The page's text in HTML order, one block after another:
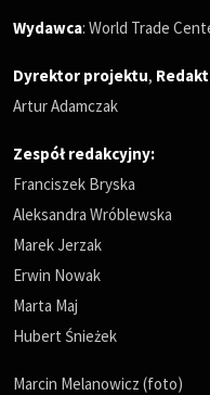
Wydawca: World Trade
Dyrektor projektu,
Artur Adamczak
Zespół redakcyjny:
Franciszek Bryska
Aleksandra Wróblewska
Marek Jerzak
Erwin Nowak
Marta Maj
Hubert Śnieżek
Marcin Melanowicz (foto)